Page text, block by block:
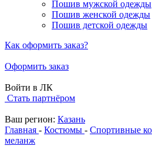
Пошив мужской одежды
Пошив женской одежды
Пошив детской одежды
Как оформить заказ?
Оформить заказ
Войти в ЛК
Стать партнёром
Ваш регион: Казань
Главная - Костюмы - Спортивные
меланж